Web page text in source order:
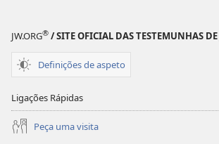
JW.ORG® / SITE OFICIAL DAS TESTEMUNHAS DE
Definições de aspeto
Ligações Rápidas
Peça uma visita